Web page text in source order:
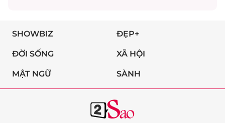
SHOWBIZ ĐẸP+
ĐỜI SỐNG XÃ HỘI
MẬT NGỮ SÀNH